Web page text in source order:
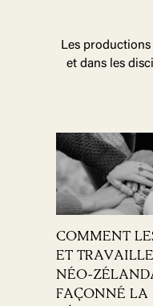
Les
et dans les
COMMENT
ET
NÉO-
FAÇONNÉ LA